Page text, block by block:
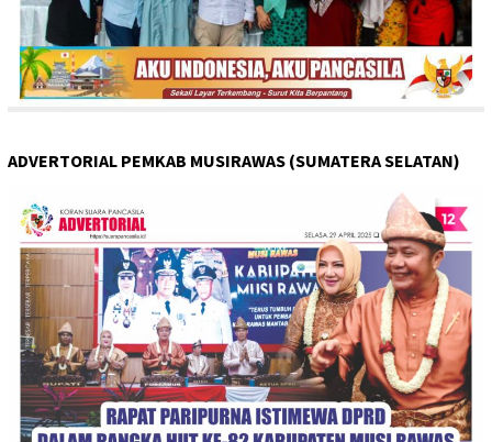
ADVERTORIAL PEMKAB MUSIRAWAS (SUMATERA SELATAN)